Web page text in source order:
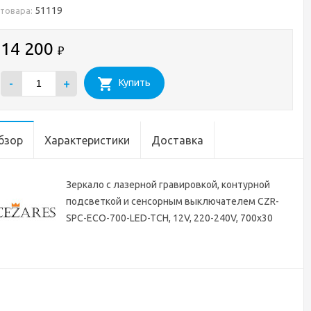
51119
14 200 ₽
- + Купить
Характеристики Доставка
Зеркало с лазерной гравировкой, контурной
подсветкой и сенсорным выключателем CZR-
SPC-ECO-700-LED-TCH, 12V, 220-240V, 700x30